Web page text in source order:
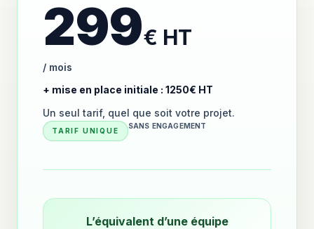
299€ HT
/ mois
+ mise en place initiale : 1250€ HT
Un seul tarif, quel que soit votre projet.
TARIF UNIQUE
SANS ENGAGEMENT
L’équivalent d’une équipe